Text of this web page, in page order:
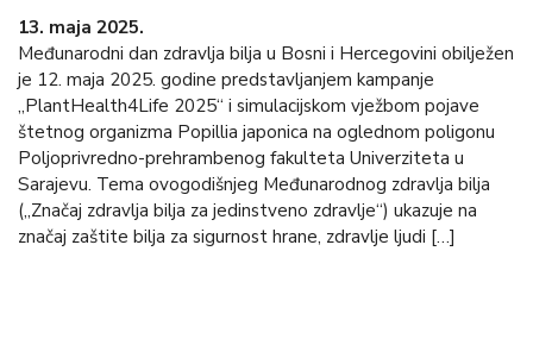
13. maja 2025.
Međunarodni dan zdravlja bilja u Bosni i Hercegovini obilježen
je 12. maja 2025. godine predstavljanjem kampanje
„PlantHealth4Life 2025“ i simulacijskom vježbom pojave
štetnog organizma Popillia japonica na oglednom poligonu
Poljoprivredno-prehrambenog fakulteta Univerziteta u
Sarajevu. Tema ovogodišnjeg Međunarodnog zdravlja bilja
(„Značaj zdravlja bilja za jedinstveno zdravlje“) ukazuje na
značaj zaštite bilja za sigurnost hrane, zdravlje ljudi […]